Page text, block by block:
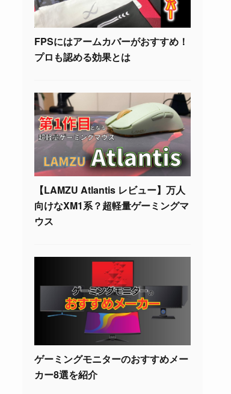
FPSにはアームカバーがおすすめ！
プロも認める効果とは
【LAMZU Atlantis レビュー】万人
向けなXM1系？超軽量ゲーミングマ
ウス
ゲーミングモニターのおすすめメー
カー8選を紹介